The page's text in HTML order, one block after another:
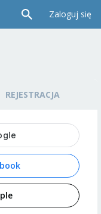
Zaloguj się
REJESTRACJA